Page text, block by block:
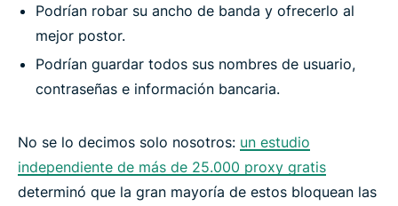
Podrían robar su ancho de banda y ofrecerlo al
mejor postor.
Podrían guardar todos sus nombres de usuario,
contraseñas e información bancaria.
No se lo decimos solo nosotros: un estudio
independiente de más de 25.000 proxy gratis
determinó que la gran mayoría de estos bloquean las